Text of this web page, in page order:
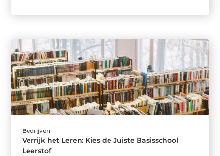
Bedrijven
Verrijk het Leren: Kies de Juiste Basisschool
Leerstof